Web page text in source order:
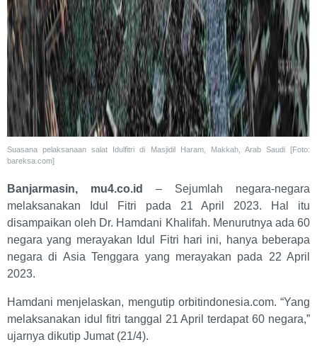
Suasana pelaksanaan salat Idulfitri di Masjidil Haram, Makkah, Arab Saudi [Foto:
bareksa.com]
Banjarmasin, mu4.co.id
– Sejumlah negara-negara
melaksanakan Idul Fitri pada 21 April 2023. Hal itu
disampaikan oleh Dr. Hamdani Khalifah. Menurutnya ada 60
negara yang merayakan Idul Fitri hari ini, hanya beberapa
negara di Asia Tenggara yang merayakan pada 22 April
2023.
Hamdani menjelaskan, mengutip orbitindonesia.com. “Yang
melaksanakan idul fitri tanggal 21 April terdapat 60 negara,”
ujarnya dikutip Jumat (21/4).